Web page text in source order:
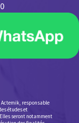
Actemik, responsable
études et
seront notamment